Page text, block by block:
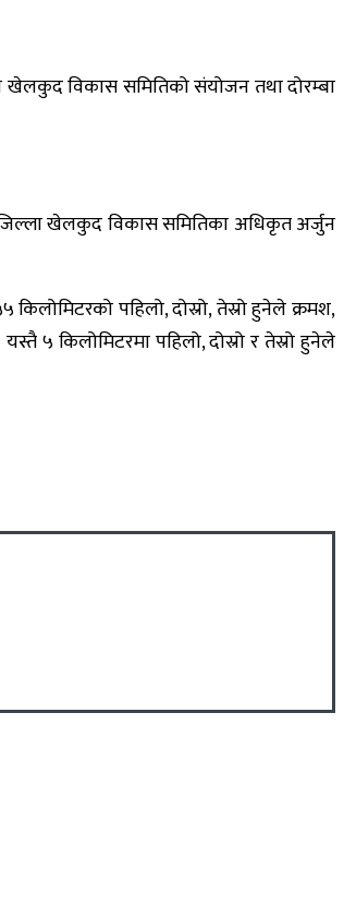
खेलकुद विकास समितिको संयोजन तथा दोरम्बा
खेलकुद विकास समितिका अधिकृत अर्जुन
पहिलो, दोस्रो, तेस्रो हुनेले क्रमश,
५ किलोमिटरमा पहिलो, दोस्रो र तेस्रो हुनेले